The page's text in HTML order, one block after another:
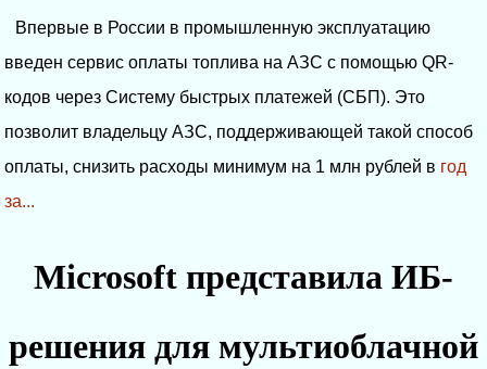
Впервые в России в промышленную эксплуатацию
введен сервис оплаты топлива на АЗС с помощью QR-
кодов через Систему быстрых платежей (СБП). Это
позволит владельцу АЗС, поддерживающей такой способ
оплаты, снизить расходы минимум на 1 млн рублей в год
за...
Microsoft представила ИБ-
решения для мультиоблачной